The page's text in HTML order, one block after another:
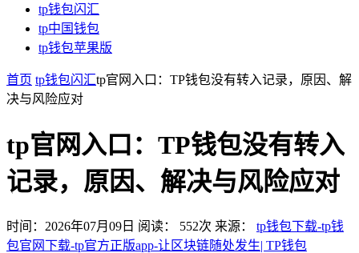
tp钱包闪汇
tp中国钱包
tp钱包苹果版
首页 tp钱包闪汇tp官网入口：TP钱包没有转入记录，原因、解
决与风险应对
tp官网入口：TP钱包没有转入
记录，原因、解决与风险应对
时间：2026年07月09日 阅读： 552次 来源： tp钱包下载-tp钱
包官网下载-tp官方正版app-让区块链随处发生| TP钱包